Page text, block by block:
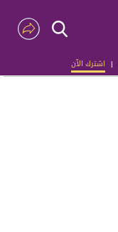
| اشترك الآن